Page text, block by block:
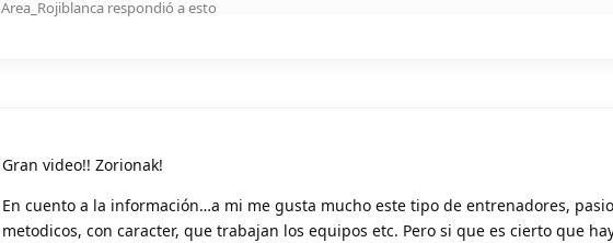
Area_Rojiblanca respondió a esto
Gran video!! Zorionak!
En cuento a la información…a mi me gusta mucho este tipo de entrenadores,
metodicos, con caracter, que trabajan los equipos etc. Pero si que es cierto que